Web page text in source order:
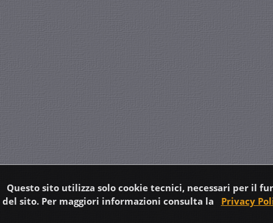
Questo sito utilizza solo cookie tecnici, necessari per il
del sito. Per maggiori informazioni consulta la
Privacy